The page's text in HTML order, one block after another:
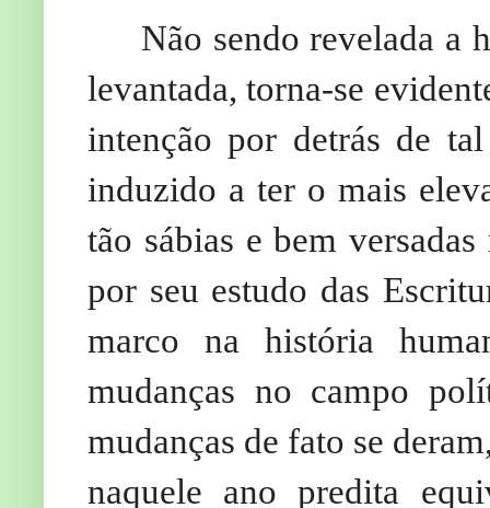
Não sendo revelada a
levantada, torna-se
intenção por detrás de
induzido a ter o mais
tão sábias e bem
por seu estudo das
marco na história
mudanças no campo
mudanças de fato se
naquele ano predita